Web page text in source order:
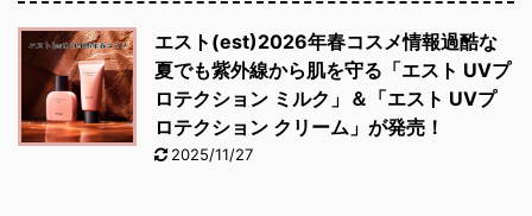
エスト(est)2026年春コスメ情報過酷な
夏でも紫外線から肌を守る「エスト UVプ
ロテクション ミルク」＆「エスト UVプ
ロテクション クリーム」が発売！
2025/11/27